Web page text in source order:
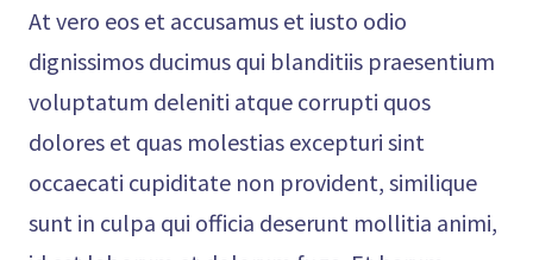
At vero eos et accusamus et iusto odio
dignissimos ducimus qui blanditiis praesentium
voluptatum deleniti atque corrupti quos
dolores et quas molestias excepturi sint
occaecati cupiditate non provident, similique
sunt in culpa qui officia deserunt mollitia animi,